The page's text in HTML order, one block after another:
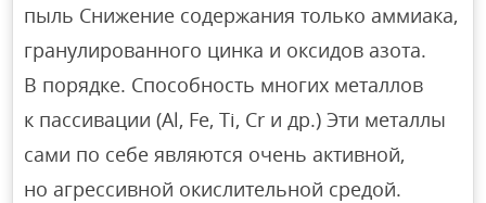
пыль Снижение содержания только аммиака,
гранулированного цинка и оксидов азота.
В порядке. Способность многих металлов
к пассивации (Al, Fe, Ti, Cr и др.) Эти металлы
сами по себе являются очень активной,
но агрессивной окислительной средой.